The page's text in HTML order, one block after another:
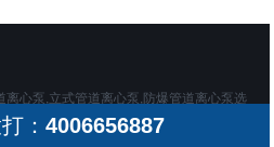
离心泵,立式管道离心泵,防爆管道离心泵选
：上海市嘉定区绿色经济工业园
： 4006656887